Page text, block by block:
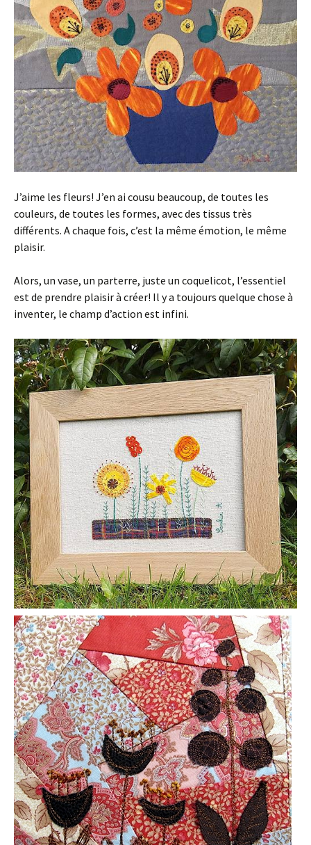
J’aime les fleurs! J’en ai cousu beaucoup, de toutes les
couleurs, de toutes les formes, avec des tissus très
différents. A chaque fois, c’est la même émotion, le même
plaisir.
Alors, un vase, un parterre, juste un coquelicot, l’essentiel
est de prendre plaisir à créer! Il y a toujours quelque chose à
inventer, le champ d’action est infini.